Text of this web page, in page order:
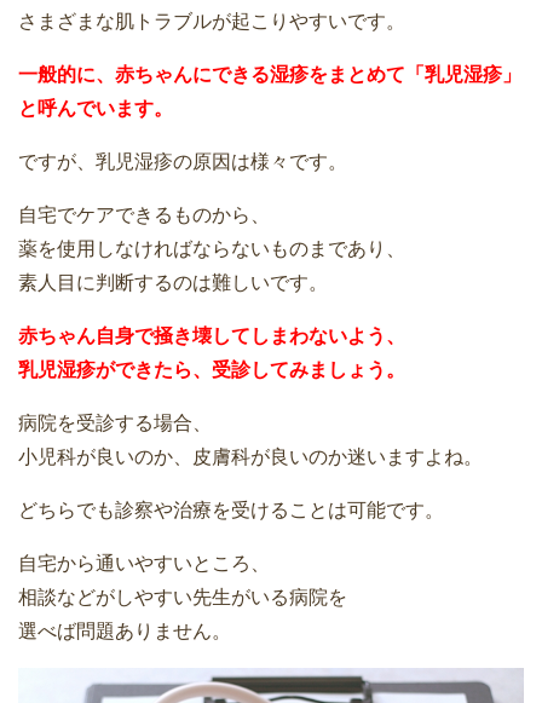
さまざまな肌トラブルが起こりやすいです。
一般的に、赤ちゃんにできる湿疹をまとめて「乳児湿疹」
と呼んでいます。
ですが、乳児湿疹の原因は様々です。
自宅でケアできるものから、
薬を使用しなければならないものまであり、
素人目に判断するのは難しいです。
赤ちゃん自身で掻き壊してしまわないよう、
乳児湿疹ができたら、受診してみましょう。
病院を受診する場合、
小児科が良いのか、皮膚科が良いのか迷いますよね。
どちらでも診察や治療を受けることは可能です。
自宅から通いやすいところ、
相談などがしやすい先生がいる病院を
選べば問題ありません。